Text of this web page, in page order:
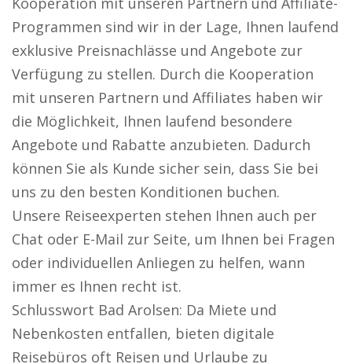
Programmen sind wir in der Lage, Ihnen laufend
exklusive Preisnachlässe und Angebote zur
Verfügung zu stellen. Durch die Kooperation
mit unseren Partnern und Affiliates haben wir
die Möglichkeit, Ihnen laufend besondere
Angebote und Rabatte anzubieten. Dadurch
können Sie als Kunde sicher sein, dass Sie bei
uns zu den besten Konditionen buchen.
Unsere Reiseexperten stehen Ihnen auch per
Chat oder E-Mail zur Seite, um Ihnen bei Fragen
oder individuellen Anliegen zu helfen, wann
immer es Ihnen recht ist.
Schlusswort Bad Arolsen: Da Miete und
Nebenkosten entfallen, bieten digitale
Reisebüros oft Reisen und Urlaube zu